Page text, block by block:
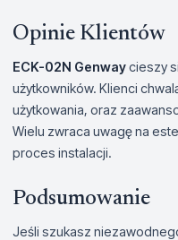
Opinie Klientów
ECK-02N Genwaycieszy
użytkowników. Klienci
użytkowania, oraz
Wielu zwraca uwagę na
proces instalacji.
Podsumowanie
Jeśli szukasz